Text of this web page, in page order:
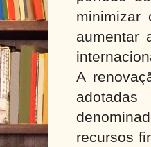
aumentar
A
recursos